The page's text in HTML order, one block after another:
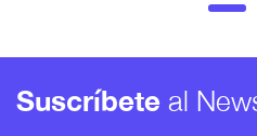
Suscríbete al